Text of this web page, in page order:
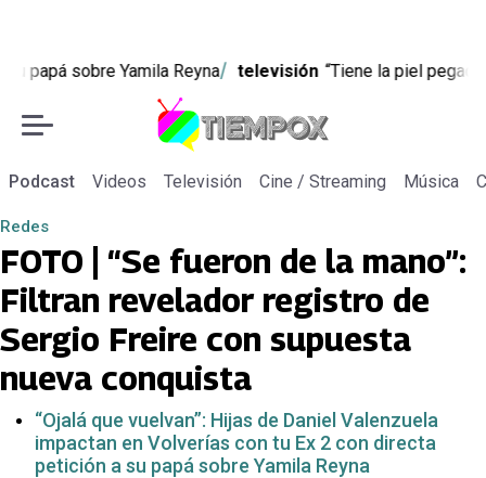
Reyna televisión “Tiene la piel pegada a sus pómulos”:
Podcast Videos Televisión Cine / Streaming Música
Redes
FOTO | “Se fueron de la mano”:
Filtran revelador registro de
Sergio Freire con supuesta
nueva conquista
“Ojalá que vuelvan”: Hijas de Daniel Valenzuela
impactan en Volverías con tu Ex 2 con directa
petición a su papá sobre Yamila Reyna